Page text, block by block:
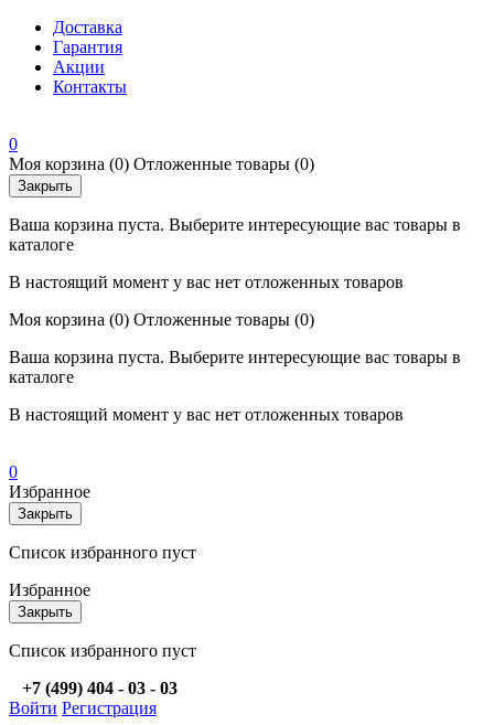
Доставка
Гарантия
Акции
Контакты
0
Моя корзина (0) Отложенные товары (0)
Закрыть
Ваша корзина пуста. Выберите интересующие вас товары в
каталоге
В настоящий момент у вас нет отложенных товаров
Моя корзина (0) Отложенные товары (0)
Ваша корзина пуста. Выберите интересующие вас товары в
каталоге
В настоящий момент у вас нет отложенных товаров
0
Избранное
Закрыть
Список избранного пуст
Избранное
Закрыть
Список избранного пуст
+7 (499) 404 - 03 - 03
Войти Регистрация